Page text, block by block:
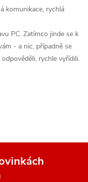
komunikace, rychlá
PC. Zatímco jinde se k
- a nic, případně se
rychle vyřídili.